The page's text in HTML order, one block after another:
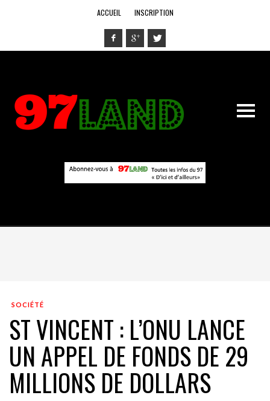
ACCUEIL INSCRIPTION
SOCIÉTÉ
ST VINCENT : L’ONU LANCE
UN APPEL DE FONDS DE 29
MILLIONS DE DOLLARS